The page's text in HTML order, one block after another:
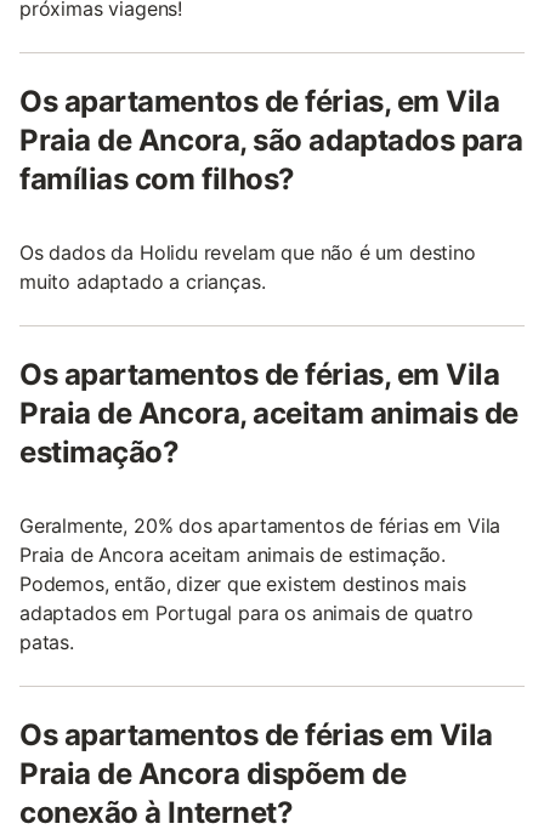
próximas viagens!
Os apartamentos de férias, em Vila
Praia de Ancora, são adaptados para
famílias com filhos?
Os dados da Holidu revelam que não é um destino
muito adaptado a crianças.
Os apartamentos de férias, em Vila
Praia de Ancora, aceitam animais de
estimação?
Geralmente, 20% dos apartamentos de férias em Vila
Praia de Ancora aceitam animais de estimação.
Podemos, então, dizer que existem destinos mais
adaptados em Portugal para os animais de quatro
patas.
Os apartamentos de férias em Vila
Praia de Ancora dispõem de
conexão à Internet?